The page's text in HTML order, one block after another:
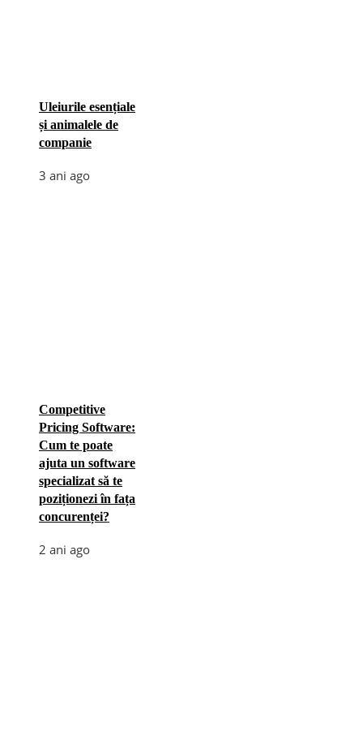
Uleiurile esențiale
și animalele de
companie
3 ani ago
Competitive
Pricing Software:
Cum te poate
ajuta un software
specializat să te
poziționezi în fața
concurenței?
2 ani ago